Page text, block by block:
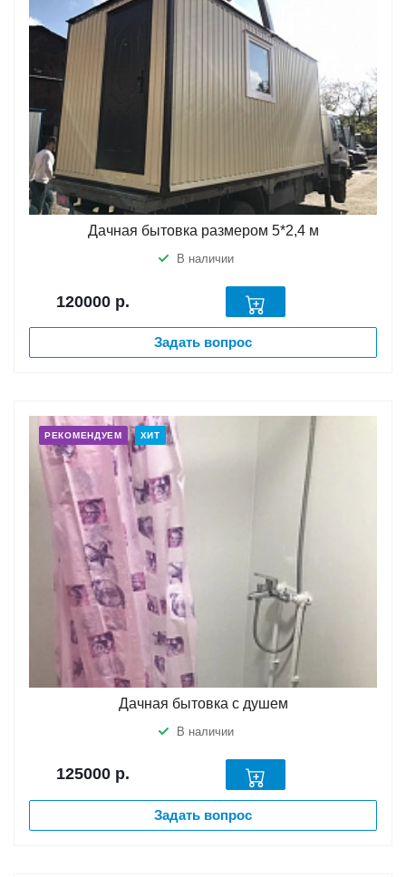
Дачная бытовка размером 5*2,4 м
В наличии
120000 р.
Задать вопрос
РЕКОМЕНДУЕМ ХИТ
Дачная бытовка с душем
В наличии
125000 р.
Задать вопрос